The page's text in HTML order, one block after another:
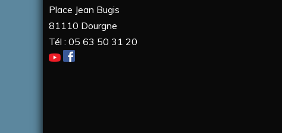
Place Jean Bugis
81110 Dourgne
Tél : 05 63 50 31 20